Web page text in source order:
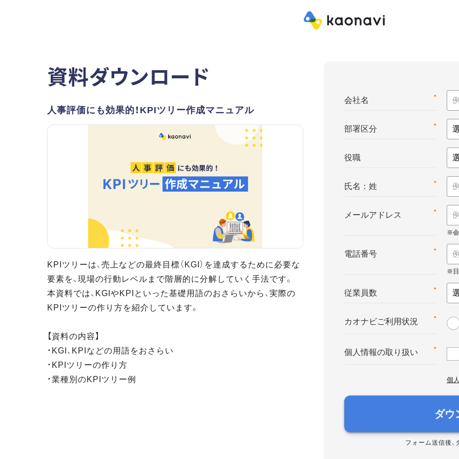
資料ダウンロード
人事評価にも効果的！KPIツリー作成マニュアル
KPIツリーは、売上などの最終目標（KGI）を達成するために必要な
要素を、現場の行動レベルまで階層的に分解していく手法です。
本資料では、KGIやKPIといった基礎用語のおさらいから、実際の
KPIツリーの作り方を紹介しています。
【資料の内容】
・KGI、KPIなどの用語をおさらい
・KPIツリーの作り方
・業種別のKPIツリー例
*
会社名
*
部署区分
役職
*
氏名：姓
*
メールアドレス
*
電話番号
*
従業員数
*
カオナビご利用状況
*
個人情報の取り扱い
個
ダウ
フォーム送信後